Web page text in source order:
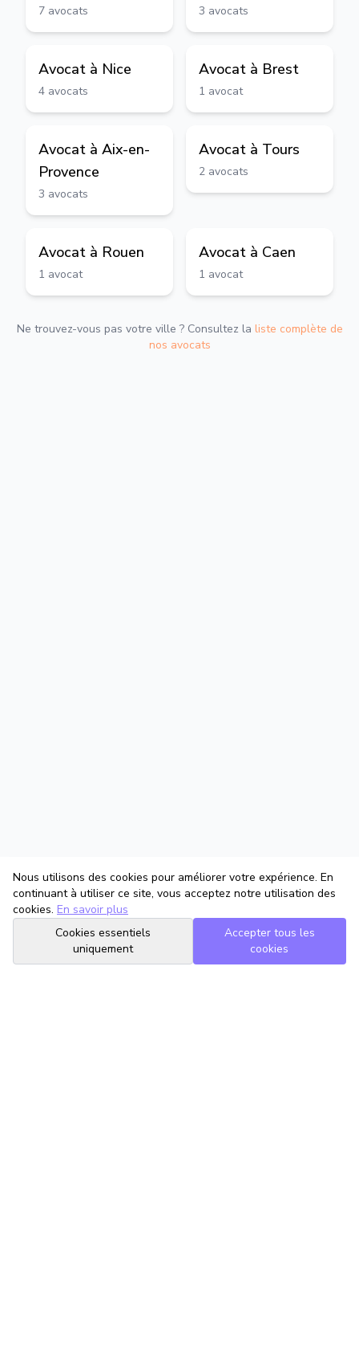
7 avocats 3 avocats
Avocat à Nice
4 avocats
Avocat à Brest
1 avocat
Avocat à Aix-en-
Provence
3 avocats
Avocat à Tours
2 avocats
Avocat à Rouen
1 avocat
Avocat à Caen
1 avocat
Ne trouvez-vous pas votre ville ? Consultez la liste complète de
nos avocats
Nous utilisons des cookies pour améliorer votre expérience. En
continuant à utiliser ce site, vous acceptez notre utilisation des
cookies. En savoir plus
Cookies essentiels
uniquement
Accepter tous les
cookies